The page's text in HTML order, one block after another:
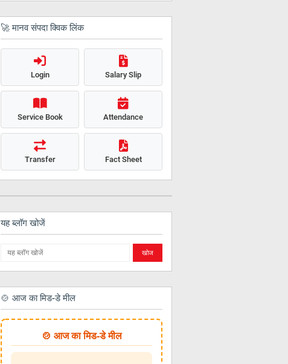
🚀 मानव संपदा क्विक लिंक
Login Salary Slip
Service Book Attendance
Transfer Fact Sheet
यह ब्लॉग खोजें
🍲 आज का मिड-डे मील
🍲 आज का मिड-डे मील